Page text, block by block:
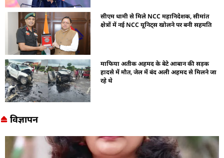
सीएम धामी से मिले NCC महानिदेशक, सीमांत
क्षेत्रों में नई NCC यूनिट्स खोलने पर बनी सहमति
माफिया अतीक अहमद के बेटे आबान की सड़क
हादसे में मौत, जेल में बंद अली अहमद से मिलने जा
रहे थे
विज्ञापन